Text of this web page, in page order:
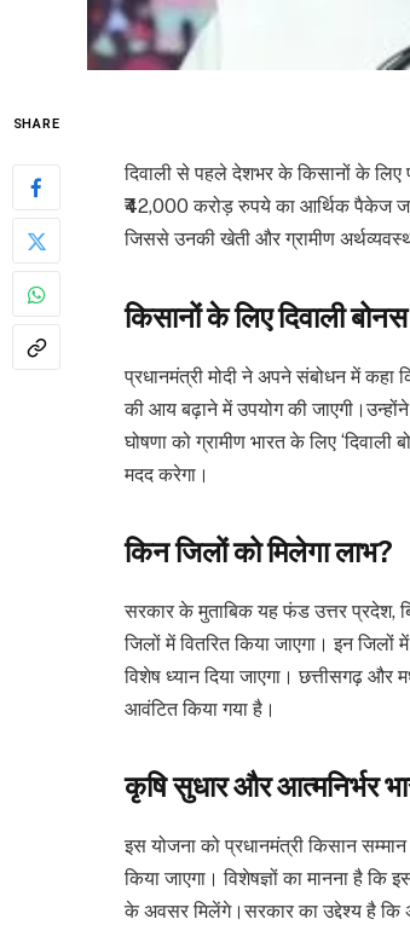
SHARE
दिवाली से पहले देशभर के किसानों के लिए
₹42,000 करोड़ रुपये का आर्थिक पैकेज
जिससे उनकी खेती और ग्रामीण
किसानों के लिए दिवाली
प्रधानमंत्री मोदी ने अपने संबोधन में कहा
की आय बढ़ाने में उपयोग की
घोषणा को ग्रामीण भारत के लिए
मदद करेगा।
किन जिलों को मिलेगा लाभ?
सरकार के मुताबिक यह फंड उत्तर प्रदेश,
जिलों में वितरित किया जाएगा। इन
विशेष ध्यान दिया जाएगा। छत्तीसगढ़
आवंटित किया गया है।
कृषि सुधार और आत्मनिर्भर
इस योजना को प्रधानमंत्री किसान
किया जाएगा। विशेषज्ञों का मानना है
के अवसर मिलेंगे।सरकार का उद्देश्य है कि